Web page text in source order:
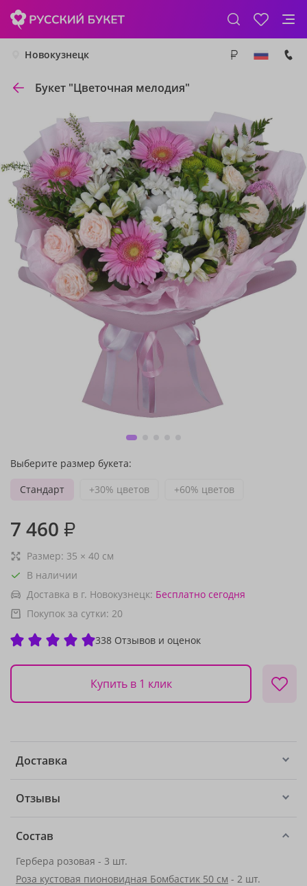
Новокузнецк
Букет "Цветочная мелодия"
Выберите размер букета:
Стандарт
+30% цветов +60% цветов
7 460 ₽
Размер: 35 × 40 см
В наличии
Доставка в г. Новокузнецк: Бесплатно сегодня
Покупок за сутки: 20
338 Отзывов и оценок
Купить в 1 клик
Доставка
Отзывы
Состав
Гербера розовая - 3 шт.
Роза кустовая пионовидная Бомбастик 50 см - 2 шт.